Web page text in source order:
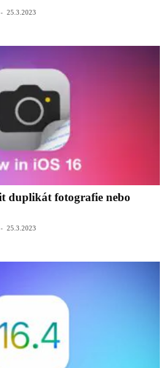
- 25.3.2023
duplikát fotografie nebo
- 25.3.2023